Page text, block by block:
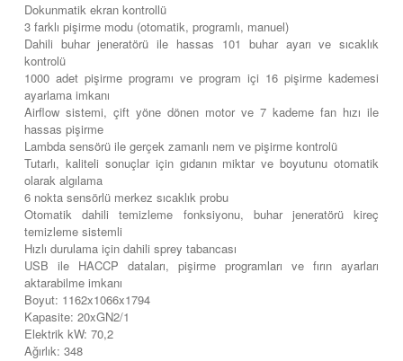
Dokunmatik ekran kontrollü
3 farklı pişirme modu (otomatik, programlı, manuel)
Dahili buhar jeneratörü ile hassas 101 buhar ayarı ve sıcaklık
kontrolü
1000 adet pişirme programı ve program içi 16 pişirme kademesi
ayarlama imkanı
Airflow sistemi, çift yöne dönen motor ve 7 kademe fan hızı ile
hassas pişirme
Lambda sensörü ile gerçek zamanlı nem ve pişirme kontrolü
Tutarlı, kaliteli sonuçlar için gıdanın miktar ve boyutunu otomatik
olarak algılama
6 nokta sensörlü merkez sıcaklık probu
Otomatik dahili temizleme fonksiyonu, buhar jeneratörü kireç
temizleme sistemli
Hızlı durulama için dahili sprey tabancası
USB ile HACCP dataları, pişirme programları ve fırın ayarları
aktarabilme imkanı
Boyut: 1162x1066x1794
Kapasite: 20xGN2/1
Elektrik kW: 70,2
Ağırlık: 348